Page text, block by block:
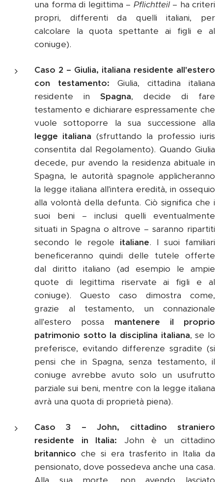
una forma di legittima – Pflichtteil– ha criteri
propri, differenti da quelli italiani, per
calcolare la quota spettante ai figli e al
coniuge).
Caso 2 – Giulia, italiana residente all'estero
con testamento: Giulia, cittadina italiana
residente in Spagna, decide di fare
testamento e dichiarare espressamente che
vuole sottoporre la sua successione alla
legge italiana (sfruttando la professio iuris
consentita dal Regolamento). Quando Giulia
decede, pur avendo la residenza abituale in
Spagna, le autorità spagnole applicheranno
la legge italiana all'intera eredità, in ossequio
alla volontà della defunta. Ciò significa che i
suoi beni – inclusi quelli eventualmente
situati in Spagna o altrove – saranno ripartiti
secondo le regole italiane. I suoi familiari
beneficeranno quindi delle tutele offerte
dal diritto italiano (ad esempio le ampie
quote di legittima riservate ai figli e al
coniuge). Questo caso dimostra come,
grazie al testamento, un connazionale
all'estero possa mantenere il proprio
patrimonio sotto la disciplina italiana, se lo
preferisce, evitando differenze sgradite (si
pensi che in Spagna, senza testamento, il
coniuge avrebbe avuto solo un usufrutto
parziale sui beni, mentre con la legge italiana
avrà una quota di proprietà piena).
Caso 3 – John, cittadino straniero
residente in Italia: John è un cittadino
britannico che si era trasferito in Italia da
pensionato, dove possedeva anche una casa.
Alla sua morte, non avendo lasciato